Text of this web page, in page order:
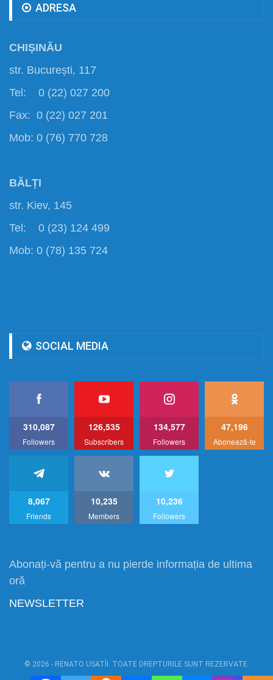
ADRESA
CHIȘINĂU
str. București, 117
Tel: 0 (22) 027 200
Fax: 0 (22) 027 201
Mob: 0 (76) 770 728
BĂLȚI
str. Kiev, 145
Tel: 0 (23) 124 499
Mob: 0 (78) 135 724
SOCIAL MEDIA
310,087
Followers
126,535
Subscribers
134,577
Followers
47,196
Abonează-te
8,067
Friends
10,235
Members
10,236
Followers
Abonați-vă pentru a nu pierde informația de ultima
oră
NEWSLETTER
© 2026 - RENATO USATÎI. TOATE DREPTURILE SUNT REZERVATE.